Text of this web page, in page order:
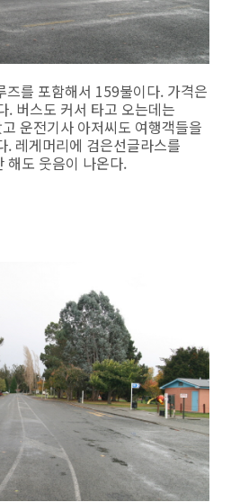
즈를 포함해서 159불이다. 가격은
. 버스도 커서 타고 오는데는
운전기사 아저씨도 여행객들을
. 레게머리에 검은선글라스를
해도 웃음이 나온다.